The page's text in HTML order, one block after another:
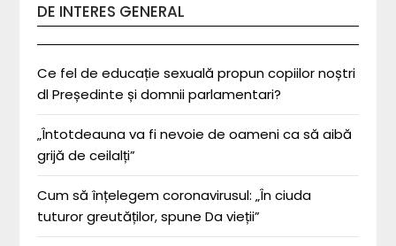
DE INTERES GENERAL
Ce fel de educație sexuală propun copiilor noștri
dl Președinte și domnii parlamentari?
„Întotdeauna va fi nevoie de oameni ca să aibă
grijă de ceilalți”
Cum să înțelegem coronavirusul: „În ciuda
tuturor greutăților, spune Da vieții”